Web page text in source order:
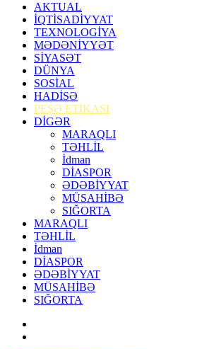
AKTUAL
İQTİSADİYYAT
TEXNOLOGİYA
MƏDƏNİYYƏT
SİYASƏT
DÜNYA
SOSİAL
HADİSƏ
PEŞƏ ETİKASI
DİGƏR
MARAQLI
TƏHLİL
İdman
DİASPOR
ƏDƏBİYYAT
MÜSAHİBƏ
SIĞORTA
MARAQLI
TƏHLİL
İdman
DİASPOR
ƏDƏBİYYAT
MÜSAHİBƏ
SIĞORTA